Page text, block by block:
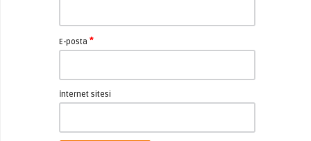
E-posta *
İnternet sitesi